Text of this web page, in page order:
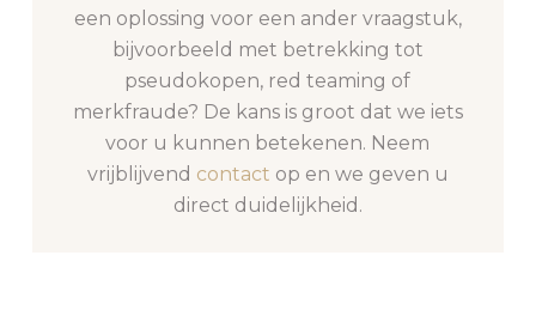
een oplossing voor een ander vraagstuk,
bijvoorbeeld met betrekking tot
pseudokopen, red teaming of
merkfraude? De kans is groot dat we iets
voor u kunnen betekenen. Neem
vrijblijvend contact op en we geven u
direct duidelijkheid.